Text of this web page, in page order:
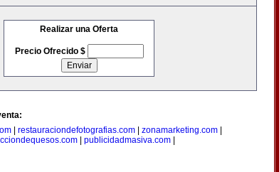
Realizar una Oferta
Precio Ofrecido $
| restauraciondefotografias.com| zonamarketing.com|
| publicidadmasiva.com|